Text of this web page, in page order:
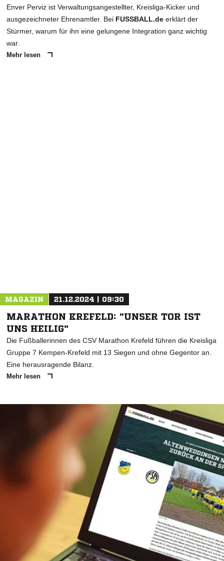
Enver Perviz ist Verwaltungsangestellter, Kreisliga-Kicker und
ausgezeichneter Ehrenamtler. Bei FUSSBALL.de erklärt der
Stürmer, warum für ihn eine gelungene Integration ganz wichtig
war.
Mehr lesen
MAGAZIN 21.12.2024 | 09:30
MARATHON KREFELD: "UNSER TOR IST
UNS HEILIG"
Die Fußballerinnen des CSV Marathon Krefeld führen die Kreisliga
Gruppe 7 Kempen-Krefeld mit 13 Siegen und ohne Gegentor an.
Eine herausragende Bilanz.
Mehr lesen